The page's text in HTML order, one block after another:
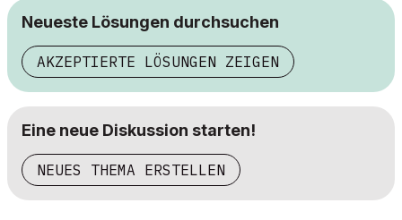
Neueste Lösungen durchsuchen
AKZEPTIERTE LÖSUNGEN ZEIGEN
Eine neue Diskussion starten!
NEUES THEMA ERSTELLEN